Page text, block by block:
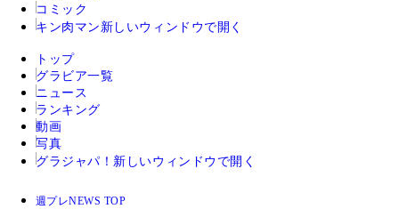
コミック
キン肉マン 新しいウィンドウで開く
トップ
グラビア一覧
ニュース
ランキング
動画
写真
グラジャパ！ 新しいウィンドウで開く
週プレNEWS TOP